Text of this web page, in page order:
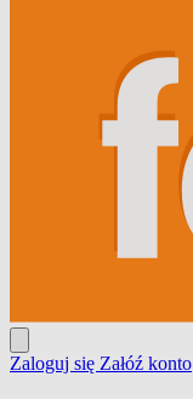
Zaloguj się Załóź konto